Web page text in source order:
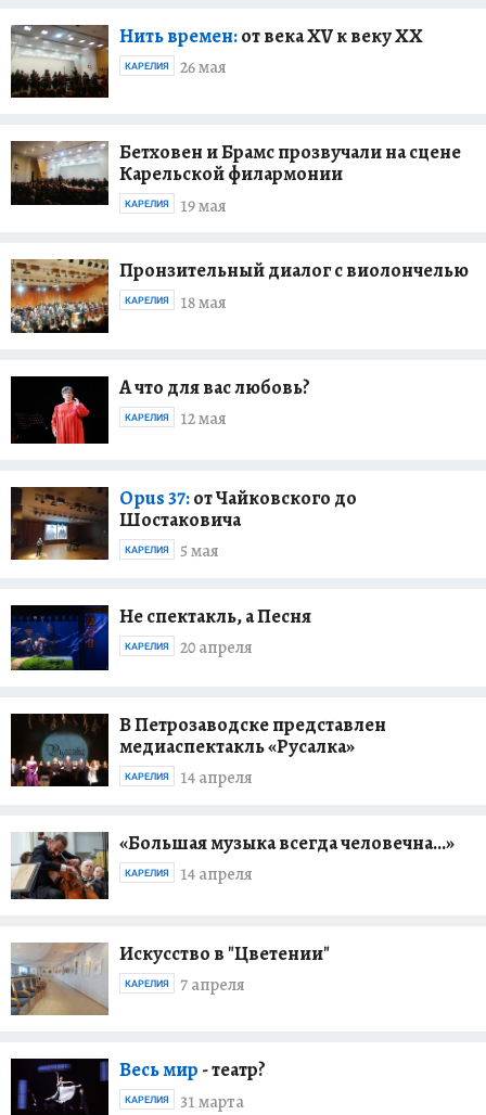
Нить времен:от века XV к веку XX
26 мая
КАРЕЛИЯ
Бетховен и Брамс прозвучали на сцене
Карельской филармонии
19 мая
КАРЕЛИЯ
Пронзительный диалог с виолончелью
18 мая
КАРЕЛИЯ
А что для вас любовь?
12 мая
КАРЕЛИЯ
Opus 37:от Чайковского до
Шостаковича
5 мая
КАРЕЛИЯ
Не спектакль, а Песня
20 апреля
КАРЕЛИЯ
В Петрозаводске представлен
медиаспектакль «Русалка»
14 апреля
КАРЕЛИЯ
«Большая музыка всегда человечна...»
14 апреля
КАРЕЛИЯ
Искусство в "Цветении"
7 апреля
КАРЕЛИЯ
Весь мир - театр?
31 марта
КАРЕЛИЯ